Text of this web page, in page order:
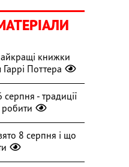
книжки
Поттера
- традиції
8 серпня і що